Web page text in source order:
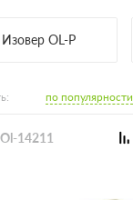
Изовер OL-P
по популярности
14211